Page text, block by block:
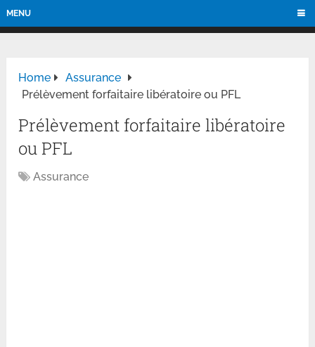
MENU
Home
Assurance
Prélèvement forfaitaire libératoire ou PFL
Prélèvement forfaitaire libératoire
ou PFL
Assurance